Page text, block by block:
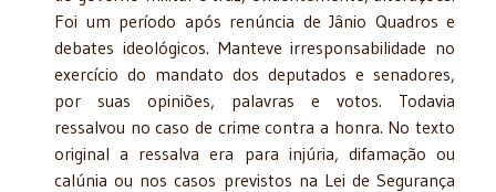
Foi um período após renúncia de Jânio Quadros e
debates ideológicos. Manteve irresponsabilidade no
exercício do mandato dos deputados e senadores,
por suas opiniões, palavras e votos. Todavia
ressalvou no caso de crime contra a honra. No texto
original a ressalva era para injúria, difamação ou
calúnia ou nos casos previstos na Lei de Segurança